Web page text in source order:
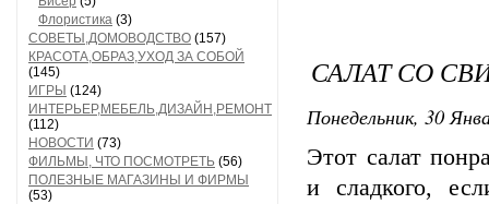
Флористика (3)
СОВЕТЫ,ДОМОВОДСТВО (157)
КРАСОТА,ОБРАЗ,УХОД ЗА СОБОЙ
(145)
ИГРЫ (124)
ИНТЕРЬЕР,МЕБЕЛЬ,ДИЗАЙН,РЕМОНТ
(112)
НОВОСТИ (73)
ФИЛЬМЫ, ЧТО ПОСМОТРЕТЬ (56)
ПОЛЕЗНЫЕ МАГАЗИНЫ И ФИРМЫ
(53)
САЛАТ СО
Понедельник, 30
Этот салат
и сладкого,